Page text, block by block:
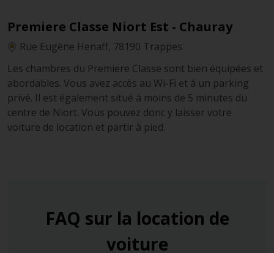
Premiere Classe Niort Est - Chauray
Rue Eugène Henaff, 78190 Trappes
Les chambres du Premiere Classe sont bien équipées et
abordables. Vous avez accès au Wi-Fi et à un parking
privé. Il est également situé à moins de 5 minutes du
centre de Niort. Vous pouvez donc y laisser votre
voiture de location et partir à pied.
FAQ sur la location de
voiture